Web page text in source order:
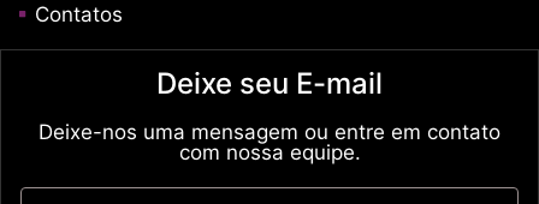
Contatos
Deixe seu E-mail
Deixe-nos uma mensagem ou entre em contato
com nossa equipe.